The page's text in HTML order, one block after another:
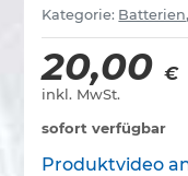
Kategorie: Batterien,
20,00€
inkl. MwSt.
sofort verfügbar
Produktvideo